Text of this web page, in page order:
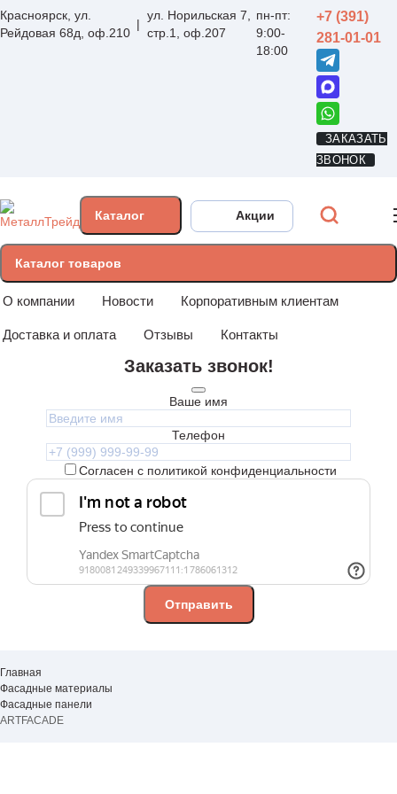
Красноярск, ул.
Рейдовая 68д, оф.210
ул. Норильская 7,
стр.1, оф.207
пн-пт:
9:00-
18:00
+7 (391)
281-01-01
ЗАКАЗАТЬ
ЗВОНОК
Каталог Акции
Каталог товаров
О компании Новости Корпоративным клиентам
Доставка и оплата Отзывы Контакты
Заказать звонок!
Ваше имя
Телефон
Согласен с политикой конфиденциальности
Главная
Фасадные материалы
Фасадные панели
ARTFACADE